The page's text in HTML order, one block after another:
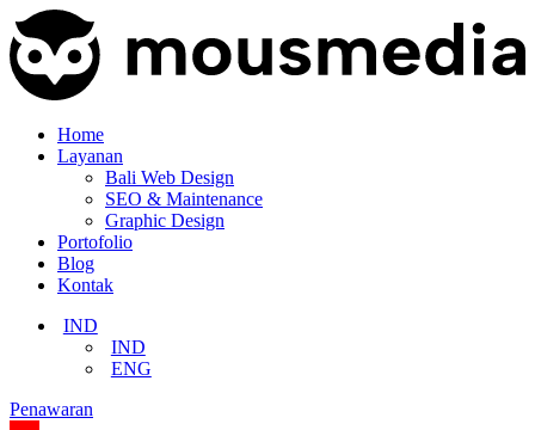
Home
Layanan
Bali Web Design
SEO & Maintenance
Graphic Design
Portofolio
Blog
Kontak
IND
IND
ENG
Penawaran